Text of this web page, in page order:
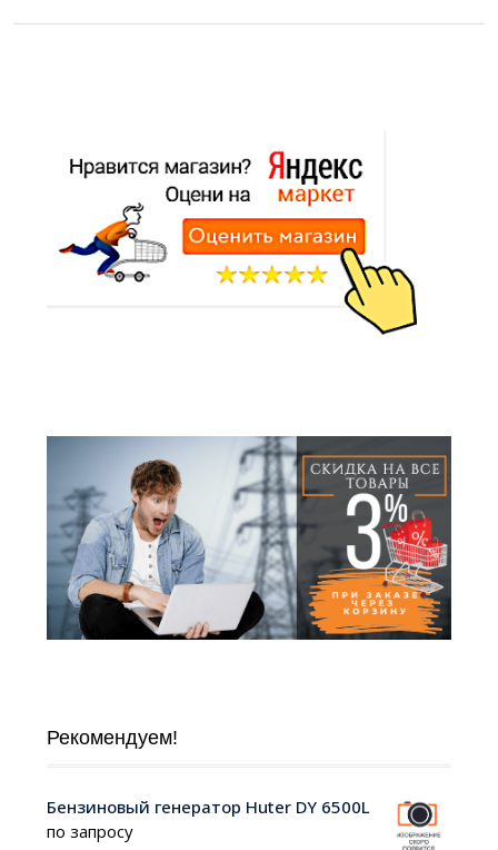
Рекомендуем!
Бензиновый генератор Huter DY 6500L
по запросу